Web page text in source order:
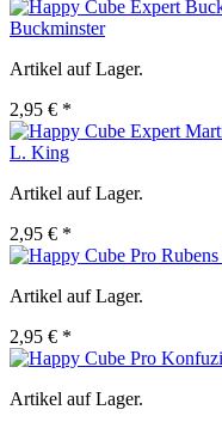
Buckminster
Artikel auf Lager.
2,95 € *
L. King
Artikel auf Lager.
2,95 € *
Artikel auf Lager.
2,95 € *
Artikel auf Lager.